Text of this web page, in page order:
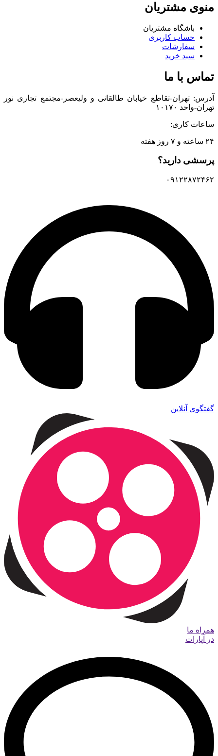
منوی مشتریان
باشگاه مشتریان
حساب کاربری
سفارشات
سبد خرید
تماس با ما
آدرس: تهران-تقاطع خیابان طالقانی و ولیعصر-مجتمع تجاری نور
تهران-واحد ۱۰۱۷۰
ساعات کاری:
۲۴ ساعته و ۷ روز هفته
پرسشی دارید؟
۰۹۱۲۲۸۷۲۴۶۲
گفتگوی آنلاین
همراه ما
در آپارات